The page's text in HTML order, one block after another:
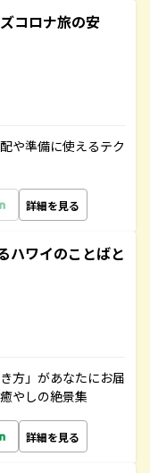
コロナ旅の安
や準備に使えるテク
詳細を見る
ハワイのことばと
方」があなたにお届
やしの絶景集
詳細を見る